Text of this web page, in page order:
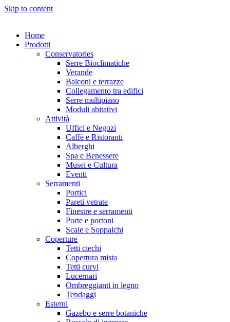
Skip to content
Home
Prodotti
Conservatories
Serre Bioclimatiche
Verande
Balconi e terrazze
Collegamento tra edifici
Serre multipiano
Moduli abitativi
Attività
Uffici e Negozi
Caffè e Ristoranti
Alberghi
Spa e Benessere
Musei e Cultura
Eventi
Serramenti
Portici
Pareti vetrate
Finestre e serramenti
Porte e portoni
Scale e Soppalchi
Coperture
Tetti ciechi
Copertura mista
Tetti curvi
Lucernari
Ombreggianti in legno
Tendaggi
Esterni
Gazebo e serre botaniche